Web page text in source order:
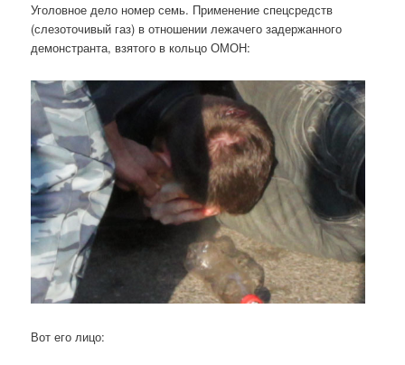
Уголовное дело номер семь. Применение спецсредств
(слезоточивый газ) в отношении лежачего задержанного
демонстранта, взятого в кольцо ОМОН:
Вот его лицо: